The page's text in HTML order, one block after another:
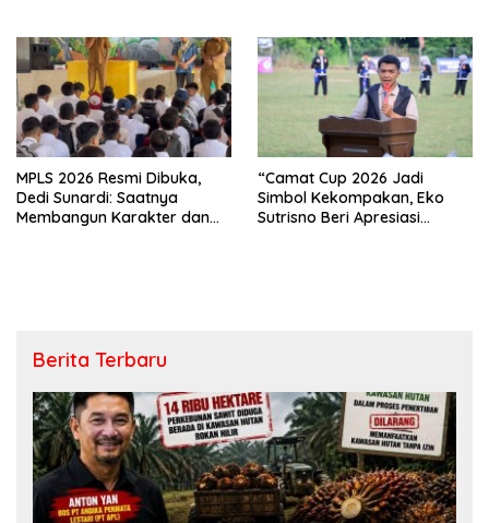
MPLS 2026 Resmi Dibuka,
Dedi Sunardi: Saatnya
Membangun Karakter dan
“Camat Cup 2026 Jadi
Simbol Kekompakan, Eko
Sutrisno Beri Apresiasi
Berita Terbaru